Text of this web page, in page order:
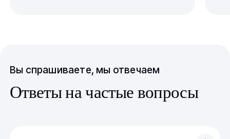
Вы спрашиваете, мы отвечаем
Ответы на частые вопросы